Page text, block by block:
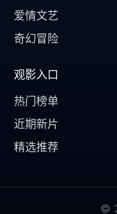
爱情文艺
奇幻冒险
观影入口
热门榜单
近期新片
精选推荐
©